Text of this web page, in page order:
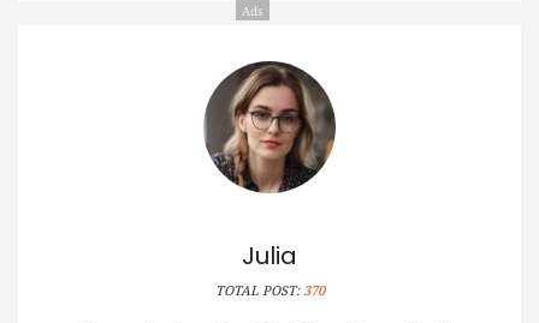
Ads
Julia
TOTAL POST: 370